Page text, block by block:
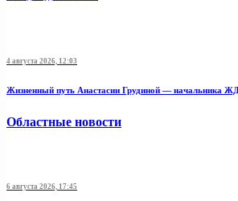
4 августа 2026, 12:03
Жизненный путь Анастасии Грудиной — начальника
Областные новости
6 августа 2026, 17:45